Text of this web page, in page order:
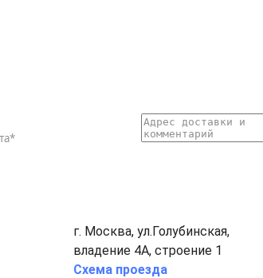
г. Москва, ул.Голубинская,
владение 4А, строение 1
Схема проезда